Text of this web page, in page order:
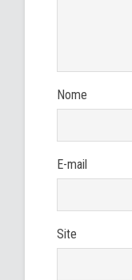
Nome
E-mail
Site